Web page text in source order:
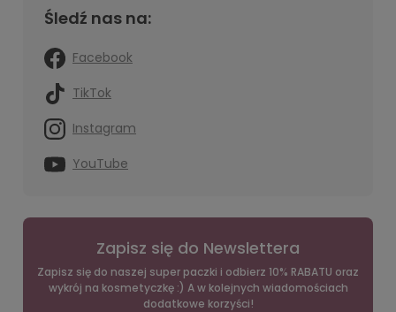
Śledź nas na:
Facebook
TikTok
Instagram
YouTube
Zapisz się do Newslettera
Zapisz się do naszej super paczki i odbierz 10% RABATU oraz
wykrój na kosmetyczkę :) A w kolejnych wiadomościach
dodatkowe korzyści!